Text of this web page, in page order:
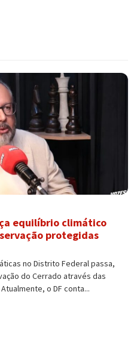
equilíbrio climático
protegidas
no Distrito Federal passa,
do Cerrado através das
o DF conta...